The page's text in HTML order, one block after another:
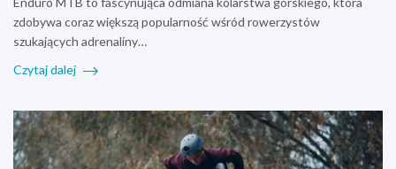
zdobywa coraz większą popularność wśród rowerzystów
szukających adrenaliny…
Czytaj dalej